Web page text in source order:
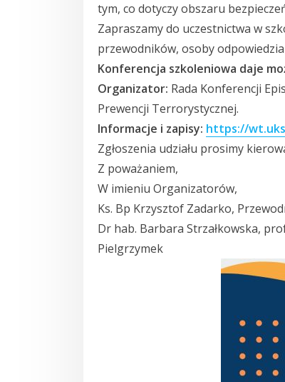
tym, co dotyczy obszaru
Zapraszamy do uczestnictwa w
przewodników, osoby
Konferencja szkoleniowa daje
Organizator: Rada Konferencji
Prewencji Terrorystycznej.
Informacje i zapisy: https://
Zgłoszenia udziału prosimy
Z poważaniem,
W imieniu Organizatorów,
Ks. Bp Krzysztof Zadarko,
Dr hab. Barbara Strzałkowska,
Pielgrzymek